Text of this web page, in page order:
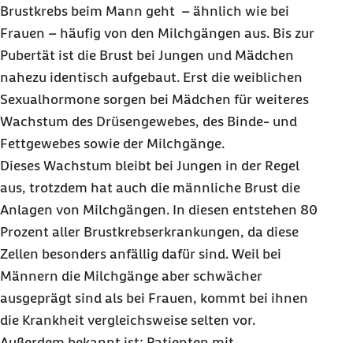
Brustkrebs beim Mann geht – ähnlich wie bei
Frauen – häufig von den Milchgängen aus. Bis zur
Pubertät ist die Brust bei Jungen und Mädchen
nahezu identisch aufgebaut. Erst die weiblichen
Sexualhormone sorgen bei Mädchen für weiteres
Wachstum des Drüsengewebes, des Binde- und
Fettgewebes sowie der Milchgänge.
Dieses Wachstum bleibt bei Jungen in der Regel
aus, trotzdem hat auch die männliche Brust die
Anlagen von Milchgängen. In diesen entstehen 80
Prozent aller Brustkrebserkrankungen, da diese
Zellen besonders anfällig dafür sind. Weil bei
Männern die Milchgänge aber schwächer
ausgeprägt sind als bei Frauen, kommt bei ihnen
die Krankheit vergleichsweise selten vor.